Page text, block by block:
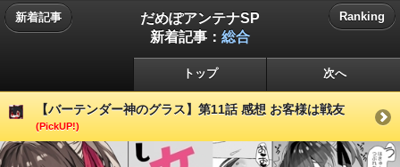
新着記事
だめぽアンテナSP
新着記事： 総合
Ranking
トップ 次へ
【バーテンダー神のグラス】第11話 感想 お客様は戦友
(PickUP!)